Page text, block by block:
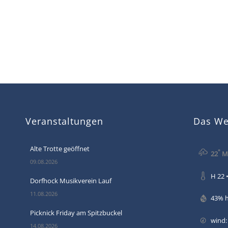
Veranstaltungen
Alte Trotte geöffnet
09.08.2026
Dorfhock Musikverein Lauf
11.08.2026
Picknick Friday am Spitzbuckel
14.08.2026
Das
22°
H 22
43%